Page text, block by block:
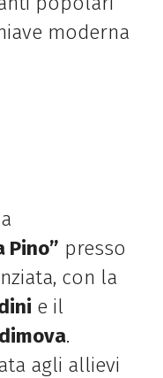
moderna
Pino” presso
con la
e il
.
agli allievi